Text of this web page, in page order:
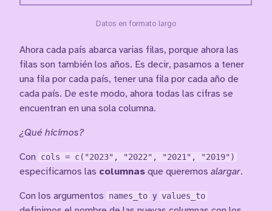
Datos en formato largo
Ahora cada país abarca varias filas, porque ahora las
filas son también los años. Es decir, pasamos a tener
una fila por cada país, tener una fila por cada año de
cada país. De este modo, ahora todas las cifras se
encuentran en una sola columna.
¿Qué hicimos?
Con cols = c("2023", "2022", "2021", "2019")
especificamos las columnas que queremos alargar.
Con los argumentos names_to y values_to